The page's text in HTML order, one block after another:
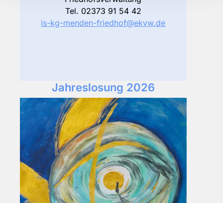
Tel. 02373 91 54 42
is-kg-menden-friedhof@ekvw.de
Jahreslosung 2026